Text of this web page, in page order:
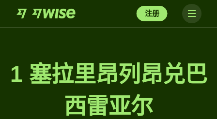
注册
1 塞拉里昂列昂兑巴
西雷亚尔